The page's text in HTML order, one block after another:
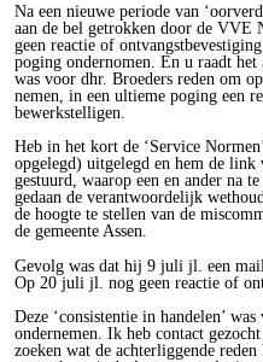
Na een nieuwe periode van
aan de bel getrokken door de VVE
geen reactie of
poging ondernomen. En u raadt
was voor dhr. Broeders reden om
nemen, in een ultieme poging een
bewerkstelligen.
Heb in het kort de ‘Service
opgelegd) uitgelegd en hem de link
gestuurd, waarop een en ander na
gedaan de verantwoordelijk
de hoogte te stellen van de
de gemeente Assen.
Gevolg was dat hij 9 juli jl. een
Op 20 juli jl. nog geen reactie of
Deze ‘consistentie in handelen’
ondernemen. Ik heb contact
zoeken wat de achterliggende